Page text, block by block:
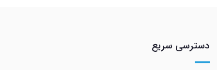
دسترسی سریع